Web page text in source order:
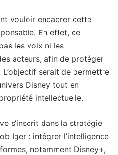
vouloir encadrer cette
En effet, ce
les voix ni les
acteurs, afin de protéger
serait de permettre
Disney tout en
intellectuelle.
s’inscrit dans la stratégie
Iger : intégrer l’intelligence
notamment Disney+,